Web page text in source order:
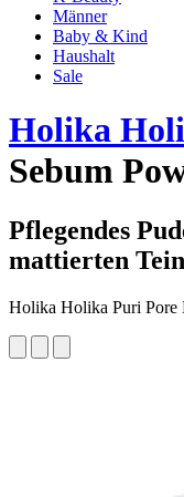
Männer
Baby & Kind
Haushalt
Sale
Holika
Sebum
Pflegendes
mattierten
Holika Holika Puri Pore